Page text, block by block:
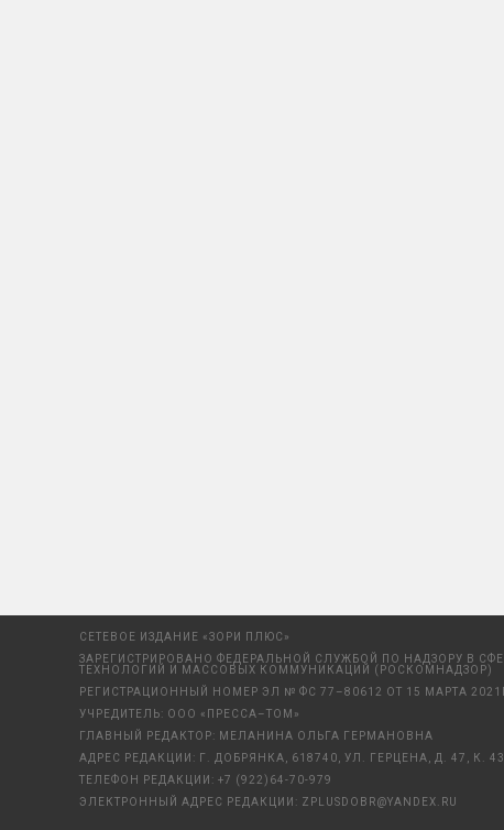
СЕТЕВОЕ ИЗДАНИЕ «ЗОРИ ПЛЮС»
ЗАРЕГИСТРИРОВАНО ФЕДЕРАЛЬНОЙ СЛУЖБОЙ ПО НАДЗОРУ В
ТЕХНОЛОГИЙ И МАССОВЫХ КОММУНИКАЦИЙ (РОСКОМНАДЗОР)
РЕГИСТРАЦИОННЫЙ НОМЕР ЭЛ № ФС 77–80612 ОТ 15 МАРТА
УЧРЕДИТЕЛЬ: ООО «ПРЕССА–ТОМ»
ГЛАВНЫЙ РЕДАКТОР: МЕЛАНИНА ОЛЬГА ГЕРМАНОВНА
АДРЕС РЕДАКЦИИ: Г. ДОБРЯНКА, 618740, УЛ. ГЕРЦЕНА, Д. 47, К. 43
ТЕЛЕФОН РЕДАКЦИИ: +7 (922)64-70-979
ЭЛЕКТРОННЫЙ АДРЕС РЕДАКЦИИ: ZPLUSDOBR@YANDEX.RU